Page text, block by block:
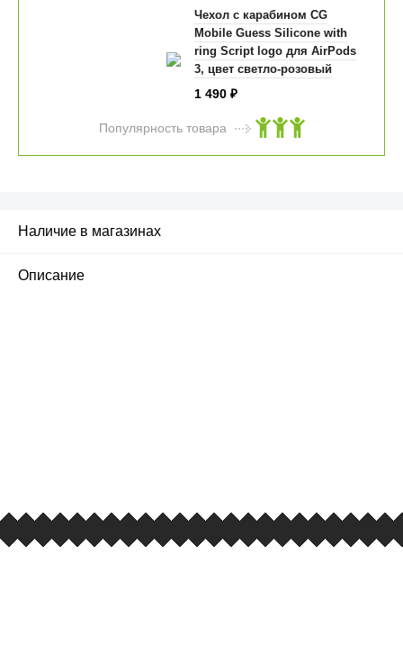
Чехол с карабином CG
Mobile Guess Silicone with
ring Script logo для AirPods
3, цвет светло-розовый
1 490 ₽
Популярность товара
Наличие в магазинах
Описание